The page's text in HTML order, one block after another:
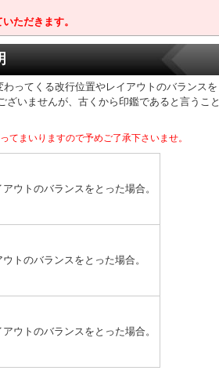
ただきます。
ってくる改行位置やレイアウトのバランスを
いませんが、古くから印鑑であると言うこと
まいりますので予めご了承下さいませ。
ウトのバランスをとった場合。
トのバランスをとった場合。
ウトのバランスをとった場合。